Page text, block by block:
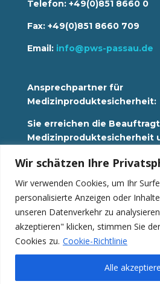
Wir schätzen Ihre
Wir verwenden Cookies, um Ihr
personalisierte Anzeigen oder
unseren Datenverkehr zu
akzeptieren" klicken, stimmen Sie
Cookies zu. Cookie-Richtlinie
Alle
Telefon: +49(0)851 8660 0
Fax: +49(0)851 8660 709
Email: info@pws-passau.de
Ansprechpartner für
Medizinproduktesicherheit:
Sie erreichen die
Medizinproduktesicherheit
Datenschutz
Impressum
Hinweisgebersystem
News